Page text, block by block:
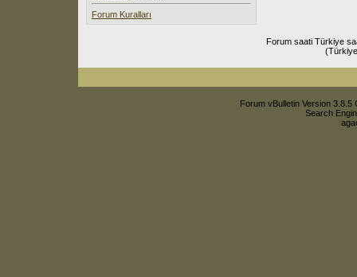
Forum Kuralları
Forum saati Türkiye
Forum vBulletin Version
Search